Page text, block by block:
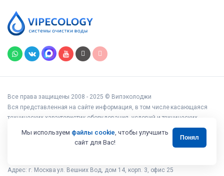
Все права защищены 2008 - 2025 © Випэколоджи
Вся представленная на сайте информация, в том числе касающаяся
технических характеристик оборудования, условий и технических
возможностей подключения, наличия на складе, стоимости товаров и
услуг, носит информационный характер и ни при каких условиях не
является публичной офертой, определяемой положениями статьи 437
Адрес: г. Москва ул. Вешних Вод, дом 14, корп. 3, офис 25
Мы используем файлы cookie, чтобы улучшить
сайт для Вас!
Понял